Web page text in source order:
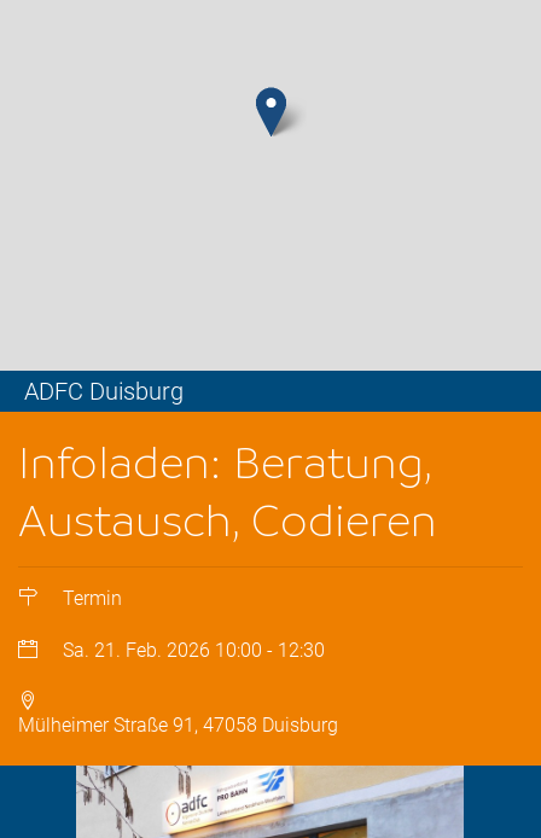
ADFC Duisburg
Infoladen: Beratung,
Austausch, Codieren
Termin
Sa. 21. Feb. 2026 10:00 - 12:30
Mülheimer Straße 91, 47058 Duisburg